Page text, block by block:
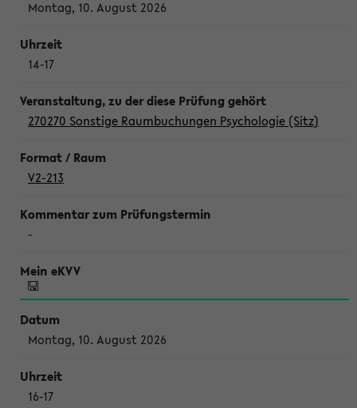
Montag, 10. August 2026
14-17
270270 Sonstige Raumbuchungen Psychologie (Sitz)
V2-213
-
Montag, 10. August 2026
16-17